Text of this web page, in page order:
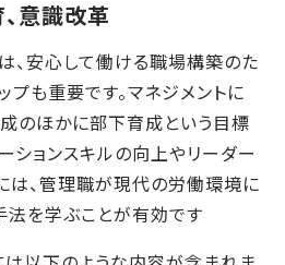
意識改革
、安心して働ける職場構築のた
も重要です。マネジメントに
成のほかに部下育成という目標
ションスキルの向上やリーダー
は、管理職が現代の労働環境に
法を学ぶことが有効です